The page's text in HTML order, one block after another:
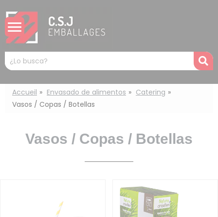
Mots
clés
:
Accueil Envasado de alimentos
Catering
Vasos / Copas / Botellas
Vasos / Copas / Botellas